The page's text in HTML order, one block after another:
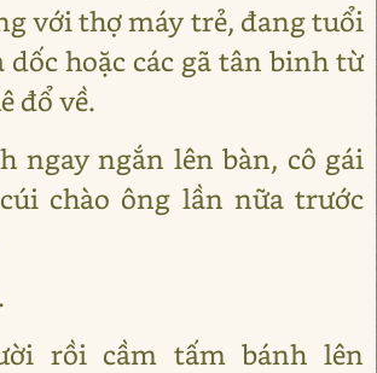
với thợ máy trẻ, đang tuổi
dốc hoặc các gã tân binh từ
đổ về.
ngay ngắn lên bàn, cô gái
chào ông lần nữa trước
rồi cầm tấm bánh lên